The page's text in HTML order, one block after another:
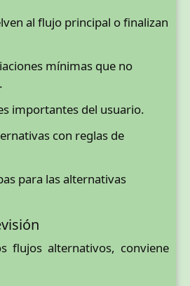
al flujo principal o finalizan
mínimas que no
importantes del usuario.
con reglas de
para las alternativas
flujos alternativos, conviene